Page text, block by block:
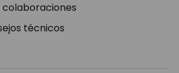
técnicos